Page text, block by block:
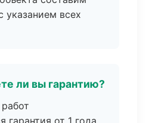
указанием всех
ли вы гарантию?
гарантия от 1 года